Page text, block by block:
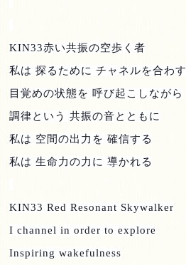
KIN33赤い共振の空歩く者
私は 探るために チャネルを合わす
目覚めの状態を 呼び起こしながら
調律という 共振の音とともに
私は 空間の出力を 確信する
私は 生命力の力に 導かれる
KIN33 Red Resonant Skywalker
I channel in order to explore
Inspiring wakefulness